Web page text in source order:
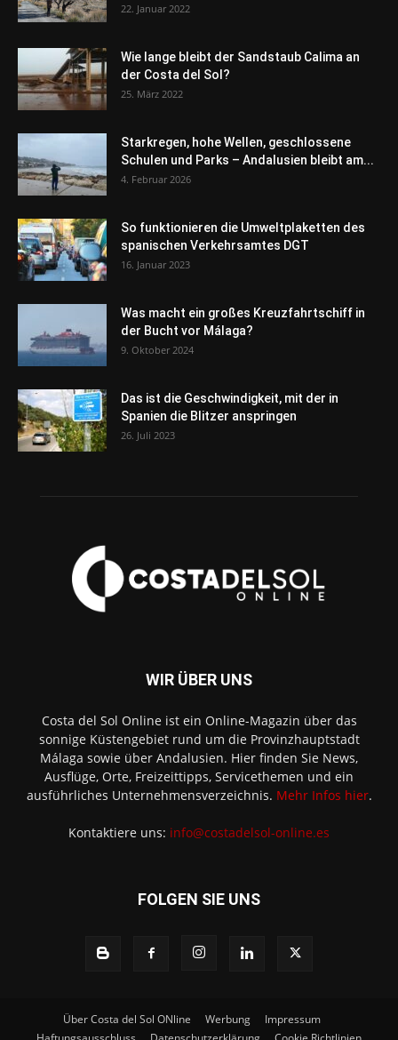
22. Januar 2022
Wie lange bleibt der Sandstaub Calima an
der Costa del Sol?
25. März 2022
Starkregen, hohe Wellen, geschlossene
Schulen und Parks – Andalusien bleibt am...
4. Februar 2026
So funktionieren die Umweltplaketten des
spanischen Verkehrsamtes DGT
16. Januar 2023
Was macht ein großes Kreuzfahrtschiff in
der Bucht vor Málaga?
9. Oktober 2024
Das ist die Geschwindigkeit, mit der in
Spanien die Blitzer anspringen
26. Juli 2023
WIR ÜBER UNS
Costa del Sol Online ist ein Online-Magazin über das
sonnige Küstengebiet rund um die Provinzhauptstadt
Málaga sowie über Andalusien. Hier finden Sie News,
Ausflüge, Orte, Freizeittipps, Servicethemen und ein
ausführliches Unternehmensverzeichnis. Mehr Infos hier.
Kontaktiere uns: info@costadelsol-online.es
FOLGEN SIE UNS
Über Costa del Sol ONline Werbung
Impressum